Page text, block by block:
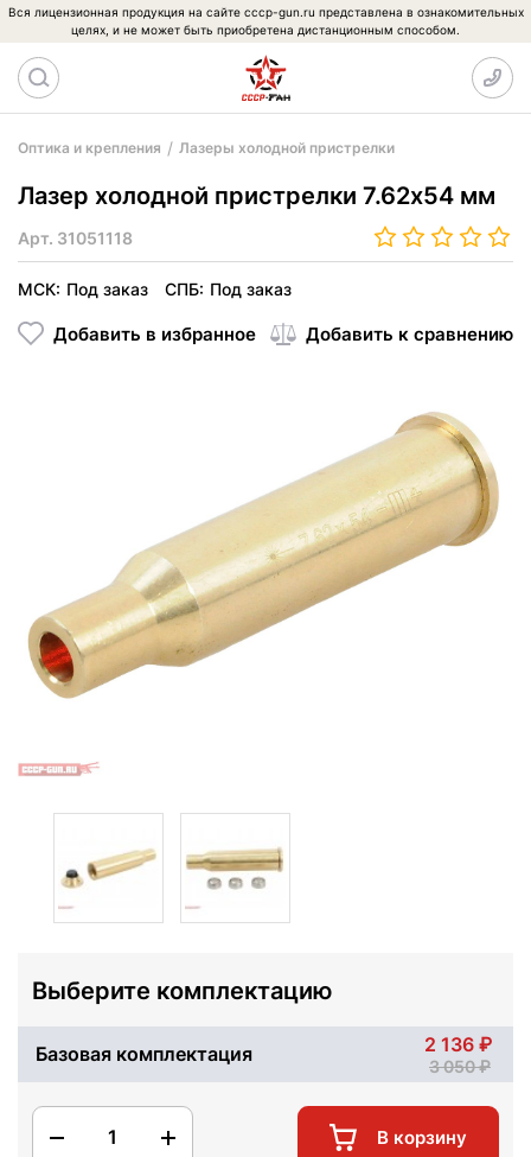
Вся лицензионная продукция на сайте cccp-gun.ru представлена в ознакомительных
целях, и не может быть приобретена дистанционным способом.
Оптика и крепления Лазеры холодной пристрелки
Лазер холодной пристрелки 7.62х54 мм
Арт. 31051118
МСК: Под заказ СПБ: Под заказ
Добавить в избранное Добавить к сравнению
Выберите комплектацию
Базовая комплектация 2 136
3 050
1 В корзину